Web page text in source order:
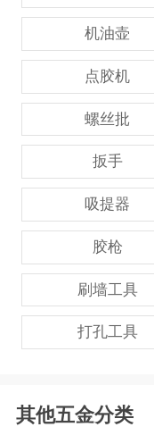
机油壶
点胶机
螺丝批
扳手
吸提器
胶枪
刷墙工具
打孔工具
其他五金分类